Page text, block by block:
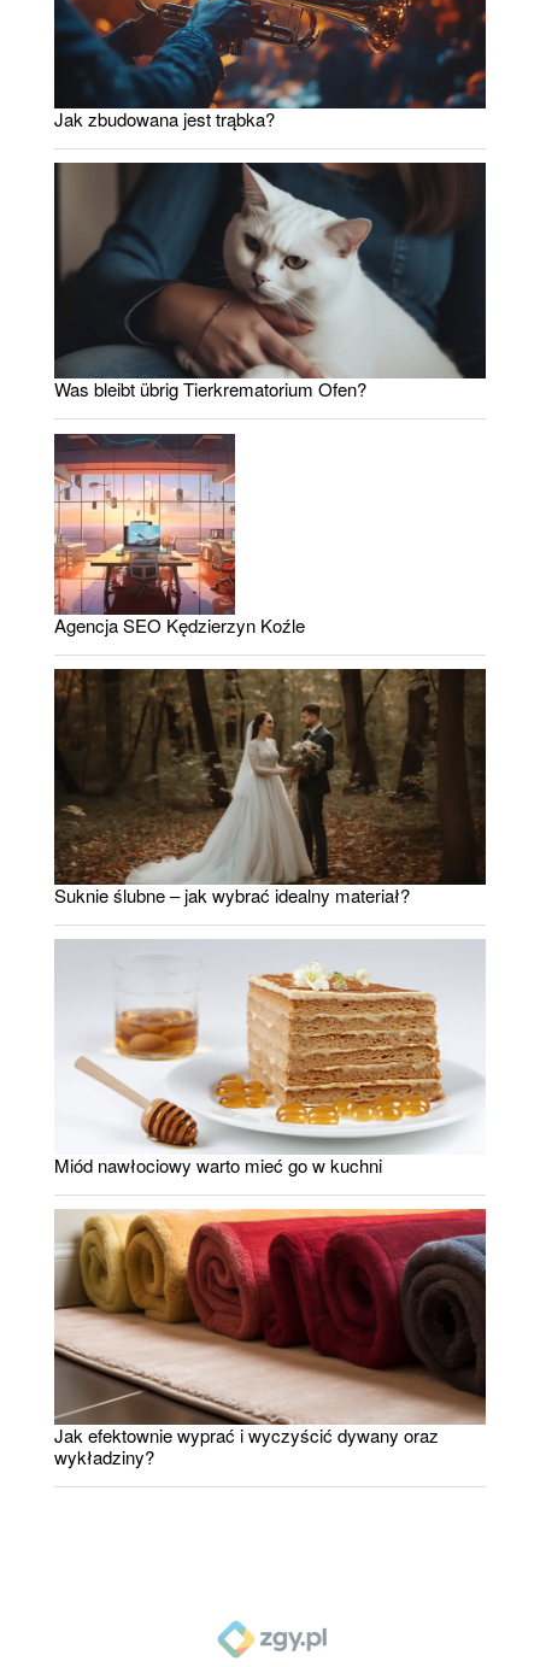
Jak zbudowana jest trąbka?
Was bleibt übrig Tierkrematorium Ofen?
Agencja SEO Kędzierzyn Koźle
Suknie ślubne – jak wybrać idealny materiał?
Miód nawłociowy warto mieć go w kuchni
Jak efektownie wyprać i wyczyścić dywany oraz
wykładziny?